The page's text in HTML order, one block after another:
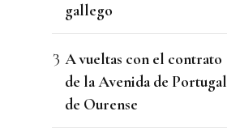
gallego
A vueltas con el contrato
de la Avenida de Portugal
de Ourense